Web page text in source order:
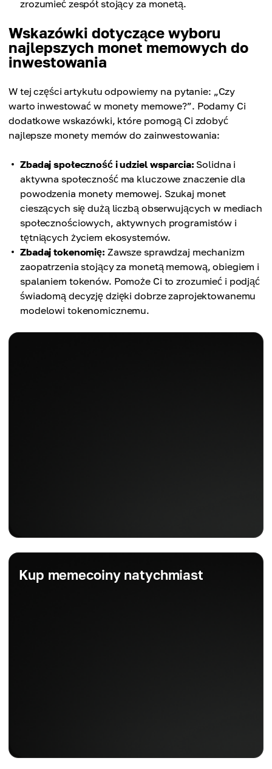
zrozumieć zespół stojący za monetą.
Wskazówki dotyczące wyboru
najlepszych monet memowych do
inwestowania
W tej części artykułu odpowiemy na pytanie: „Czy
warto inwestować w monety memowe?”. Podamy Ci
dodatkowe wskazówki, które pomogą Ci zdobyć
najlepsze monety memów do zainwestowania:
Zbadaj społeczność i udziel wsparcia: Solidna i
aktywna społeczność ma kluczowe znaczenie dla
powodzenia monety memowej. Szukaj monet
cieszących się dużą liczbą obserwujących w mediach
społecznościowych, aktywnych programistów i
tętniących życiem ekosystemów.
Zbadaj tokenomię: Zawsze sprawdzaj mechanizm
zaopatrzenia stojący za monetą memową, obiegiem i
spalaniem tokenów. Pomoże Ci to zrozumieć i podjąć
świadomą decyzję dzięki dobrze zaprojektowanemu
modelowi tokenomicznemu.
Kup memecoiny natychmiast